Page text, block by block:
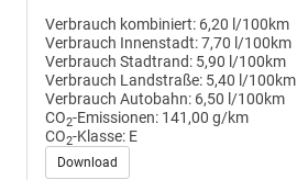
Verbrauch kombiniert: 6,20 l/100km
Verbrauch Innenstadt:7,70 l/100km
Verbrauch Stadtrand: 5,90 l/100km
Verbrauch Landstraße: 5,40 l/100km
Verbrauch Autobahn: 6,50 l/100km
CO2-Emissionen: 141,00 g/km
CO2-Klasse: E
Download